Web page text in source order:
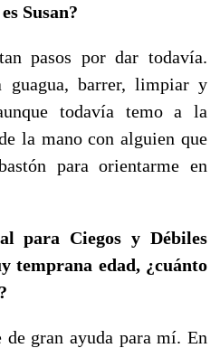
Susan?
pasos por dar todavía.
guagua, barrer, limpiar y
todavía temo a la
la mano con alguien que
para orientarme en
para Ciegos y Débiles
temprana edad, ¿cuánto
de gran ayuda para mí. En